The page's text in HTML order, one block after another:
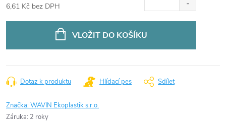
6,61 Kč bez DPH
VLOŽIT DO KOŠÍKU
Dotaz k produktu Hlídací pes Sdílet
Značka:WAVIN Ekoplastik s.r.o.
Záruka: 2 roky